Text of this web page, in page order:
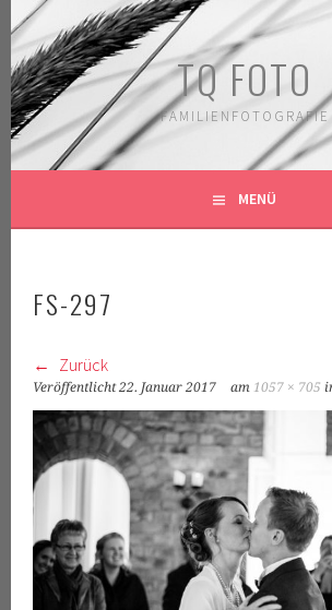
Springe
zum
Inhalt
TQ FOTO
FAMILIENFOTOGRAFIE
MENÜ
FS-297
Zurück
Veröffentlicht22. Januar 2017 am 1057 × 705